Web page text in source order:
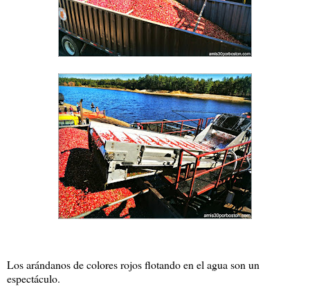
Los arándanos de colores rojos flotando en el agua son un
espectáculo.